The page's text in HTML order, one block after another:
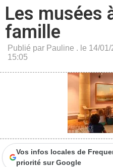
Les musées
famille
Publié par Pauline . le 14/
15:05
Vos infos locales de
priorité sur Google